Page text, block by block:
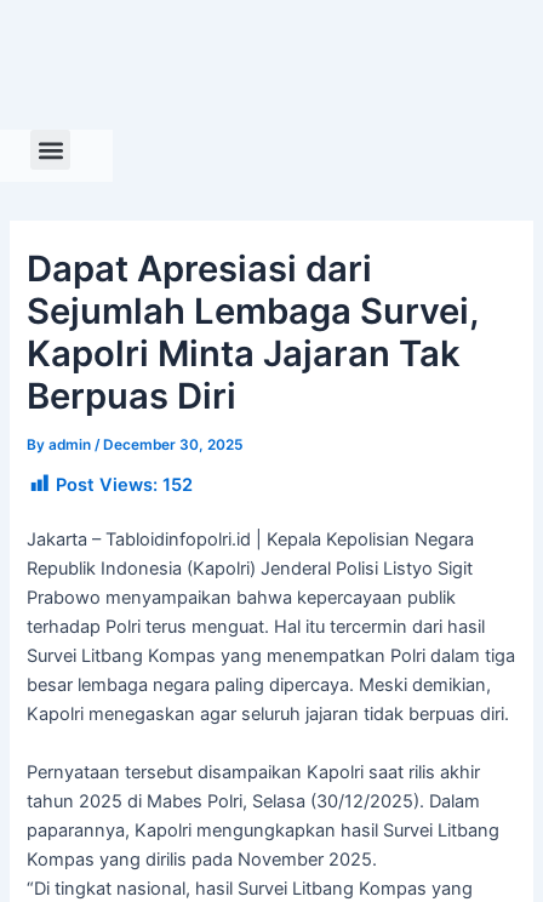
Dapat Apresiasi dari
Sejumlah Lembaga Survei,
Kapolri Minta Jajaran Tak
Berpuas Diri
Byadmin /December 30, 2025
Post Views: 152
Jakarta – Tabloidinfopolri.id | Kepala Kepolisian Negara
Republik Indonesia (Kapolri) Jenderal Polisi Listyo Sigit
Prabowo menyampaikan bahwa kepercayaan publik
terhadap Polri terus menguat. Hal itu tercermin dari hasil
Survei Litbang Kompas yang menempatkan Polri dalam tiga
besar lembaga negara paling dipercaya. Meski demikian,
Kapolri menegaskan agar seluruh jajaran tidak berpuas diri.
Pernyataan tersebut disampaikan Kapolri saat rilis akhir
tahun 2025 di Mabes Polri, Selasa (30/12/2025). Dalam
paparannya, Kapolri mengungkapkan hasil Survei Litbang
Kompas yang dirilis pada November 2025.
“Di tingkat nasional, hasil Survei Litbang Kompas yang